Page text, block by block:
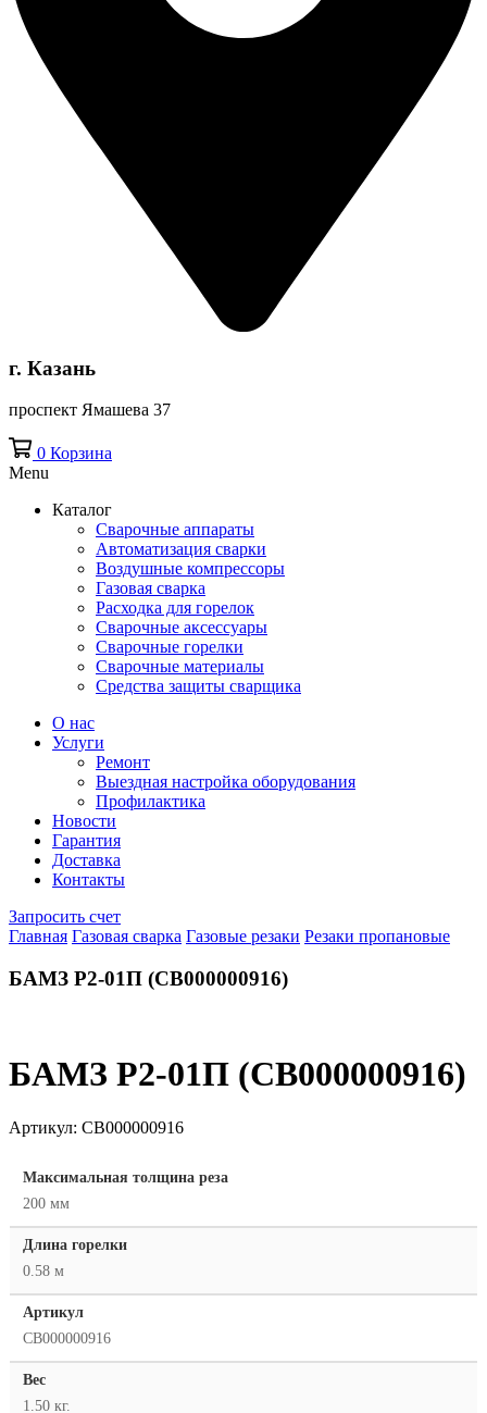
г. Казань
проспект Ямашева 37
0 Корзина
Menu
Каталог
Сварочные аппараты
Автоматизация сварки
Воздушные компрессоры
Газовая сварка
Расходка для горелок
Сварочные аксессуары
Сварочные горелки
Сварочные материалы
Средства защиты сварщика
О нас
Услуги
Ремонт
Выездная настройка оборудования
Профилактика
Новости
Гарантия
Доставка
Контакты
Запросить счет
Главная Газовая сварка Газовые резаки Резаки пропановые
БАМЗ Р2-01П (СВ000000916)
БАМЗ Р2-01П (СВ000000916)
Артикул: СВ000000916
Максимальная толщина реза
200 мм
Длина горелки
0.58 м
Артикул
СВ000000916
Вес
1.50 кг.